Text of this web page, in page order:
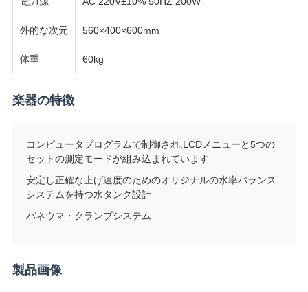
SITEMAP
PRIVACY
POLICY
外的な次元 560×400×600mm
体重 60kg
楽器の特徴
コンピュータプログラムで制御され,LCDメニューと5つの
セットの測定モードが組み込まれています
安定し正確な上げ速度のためのオリジナルの水率バランス
システムを持つ水タンク設計
パネウマ・クランプシステム
製品画像